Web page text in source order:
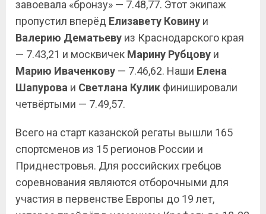
завоевала «бронзу» — 7.48,77. Этот экипаж
пропустил вперёд Елизавету Ковину и
Валерию Дематьеву из Краснодарского края
— 7.43,21 и москвичек Марину Рубцову и
Марию Иваченкову — 7.46,62. Наши Елена
Шапурова и Светлана Кулик финишировали
четвёртыми — 7.49,57.
Всего на старт казанской регаты вышли 165
спортсменов из 15 регионов России и
Приднестровья. Для российских гребцов
соревнования являются отборочными для
участия в первенстве Европы до 19 лет,